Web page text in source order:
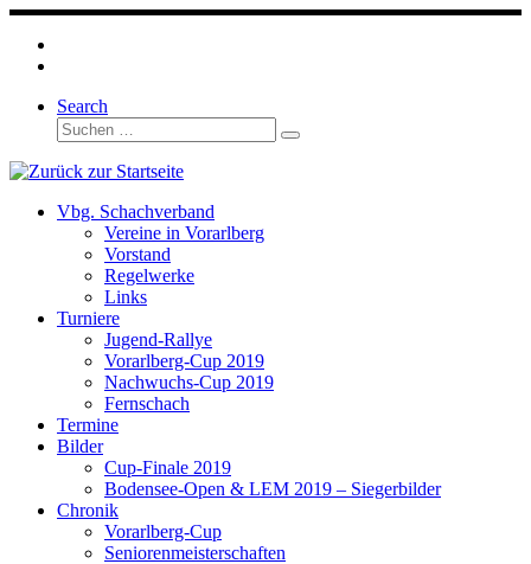
Zum
Inhalt
springen
Search
Suche
Suchen …
Vbg. Schachverband
Vereine in Vorarlberg
Vorstand
Regelwerke
Links
Turniere
Jugend-Rallye
Vorarlberg-Cup 2019
Nachwuchs-Cup 2019
Fernschach
Termine
Bilder
Cup-Finale 2019
Bodensee-Open & LEM 2019 – Siegerbilder
Chronik
Vorarlberg-Cup
Seniorenmeisterschaften